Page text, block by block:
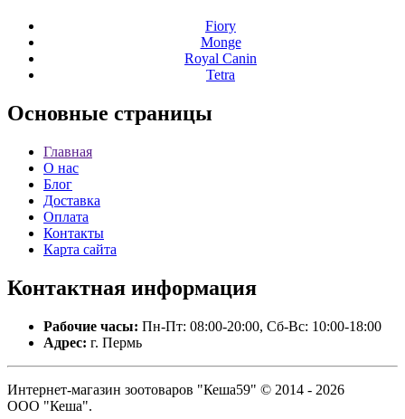
Fiory
Monge
Royal Canin
Tetra
Основные страницы
Главная
О нас
Блог
Доставка
Оплата
Контакты
Карта сайта
Контактная информация
Рабочие часы: Пн-Пт: 08:00-20:00, Сб-Вс: 10:00-18:00
Адрес: г. Пермь
Интернет-магазин зоотоваров "Кеша59" © 2014 - 2026
ООО "Кеша".